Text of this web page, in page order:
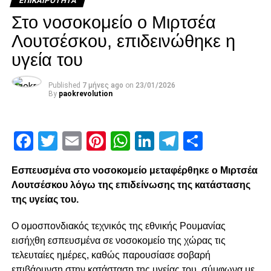
paokrevolution
Στο νοσοκομείο ο Μιρτσέα
Λουτσέσκου, επιδεινώθηκε η
υγεία του
Published 7 μήνες ago on 23/01/2026
By paokrevolution
Facebook
Twitter
EmailPinterest
WhatsApp
LinkedIn
Telegram
Εσπευσμένα στο νοσοκομείο μεταφέρθηκε ο Μιρτσέα
Λουτσέσκου λόγω της επιδείνωσης της κατάστασης
της υγείας του.
Ο ομοσπονδιακός τεχνικός της εθνικής Ρουμανίας
εισήχθη εσπευσμένα σε νοσοκομείο της χώρας τις
τελευταίες ημέρες, καθώς παρουσίασε σοβαρή